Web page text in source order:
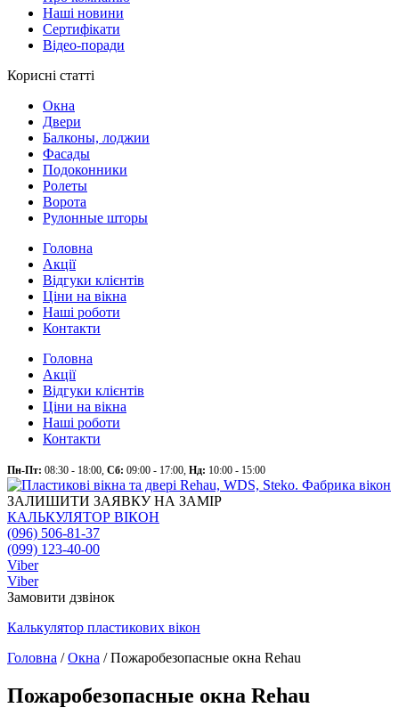
Наші новини
Сертифікати
Відео-поради
Корисні статті
Окна
Двери
Балконы, лоджии
Фасады
Подоконники
Ролеты
Ворота
Рулонные шторы
Головна
Акції
Відгуки клієнтів
Ціни на вікна
Наші роботи
Контакти
Головна
Акції
Відгуки клієнтів
Ціни на вікна
Наші роботи
Контакти
Пн-Пт: 08:30 - 18:00, Сб: 09:00 - 17:00, Нд: 10:00 - 15:00
ЗАЛИШИТИ ЗАЯВКУ НА ЗАМІР
КАЛЬКУЛЯТОР ВІКОН
(096) 506-81-37
(099) 123-40-00
Viber
Viber
Замовити дзвінок
Калькулятор пластикових вікон
Головна /Окна /Пожаробезопасные окна Rehau
Пожаробезопасные окна Rehau